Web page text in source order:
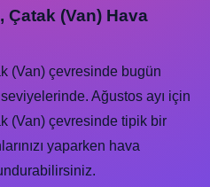
Çatak (Van) Hava
(Van) çevresinde bugün
seviyelerinde. Ağustos ayı için
(Van) çevresinde tipik bir
yaparken hava